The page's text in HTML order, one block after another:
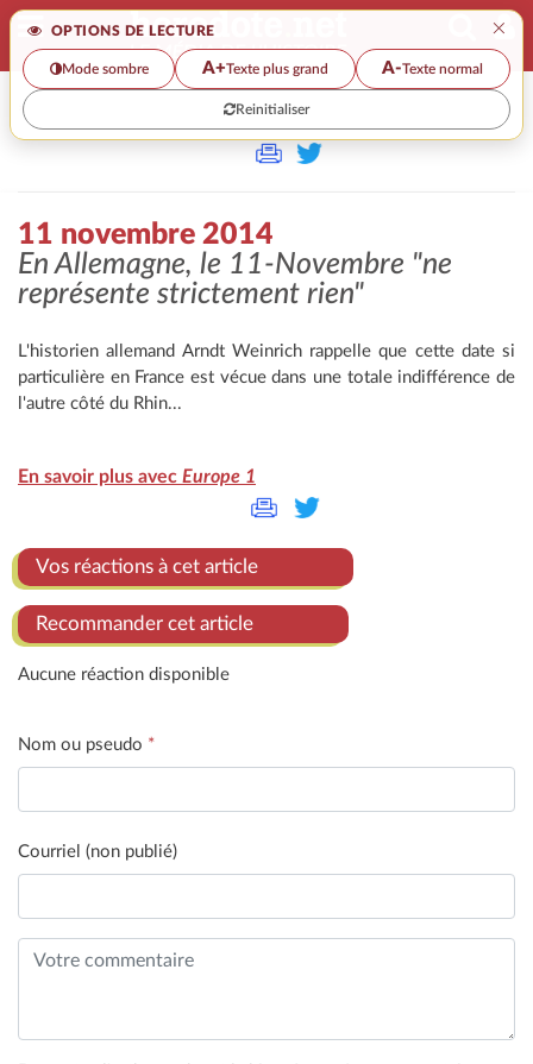
OPTIONS DE LECTURE ×
Mode sombre A+Texte plus grand A-Texte normal
Reinitialiser
>>
11 novembre 2014
En Allemagne, le 11-Novembre "ne
représente strictement rien"
L'historien allemand Arndt Weinrich rappelle que cette date si
particulière en France est vécue dans une totale indifférence de
l'autre côté du Rhin...
En savoir plus avec Europe 1
Vos réactions à cet article
Recommander cet article
Aucune réaction disponible
Nom ou pseudo *
Courriel (non publié)